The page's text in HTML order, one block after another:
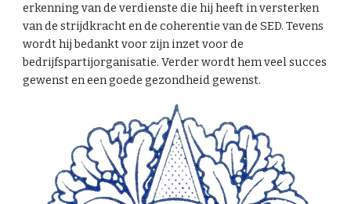
erkenning van de verdienste die hij heeft in versterken
van de strijdkracht en de coherentie van de SED. Tevens
wordt hij bedankt voor zijn inzet voor de
bedrijfspartijorganisatie. Verder wordt hem veel succes
gewenst en een goede gezondheid gewenst.